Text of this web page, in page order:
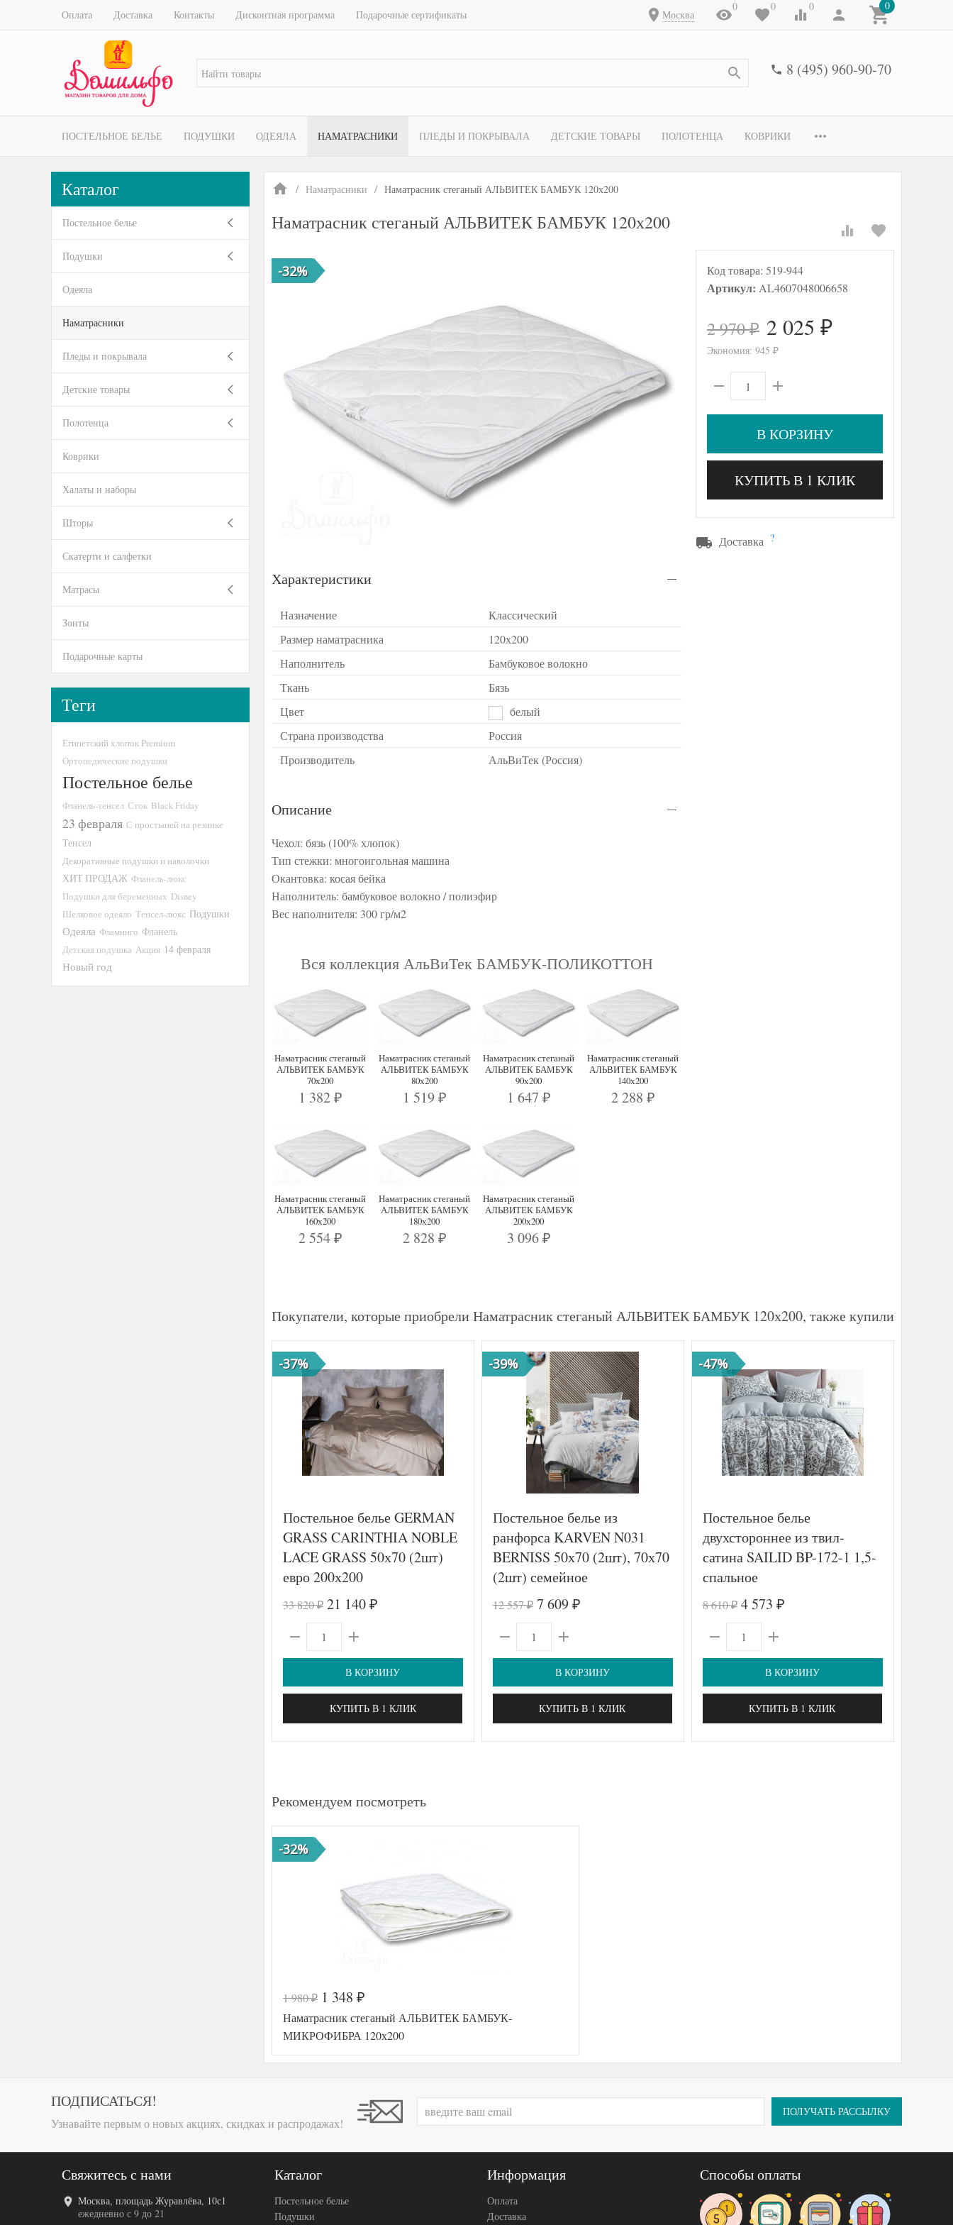
Оплата Доставка Контакты Дисконтная программа Подарочные сертификаты Москва
0 0 0 0
8 (495) 960-90-70
ПОСТЕЛЬНОЕ БЕЛЬЕ ПОДУШКИ ОДЕЯЛА НАМАТРАСНИКИ ПЛЕДЫ И ПОКРЫВАЛА ДЕТСКИЕ ТОВАРЫ ПОЛОТЕНЦА КОВРИКИ
Наматрасники Наматрасник стеганый АЛЬВИТЕК БАМБУК 120х200
Наматрасник стеганый АЛЬВИТЕК БАМБУК 120х200
-32% Код товара: 519-944
Артикул: AL4607048006658
2 970₽ 2 025 ₽
Экономия: 945 ₽
В КОРЗИНУ
КУПИТЬ В 1 КЛИК
Доставка ?
Характеристики
Назначение
Классический
Размер наматрасника
120х200
Наполнитель
Бамбуковое волокно
Ткань
Бязь
Цвет
белый
Страна производства
Россия
Производитель
АльВиТек (Россия)
Описание
Чехол: бязь (100% хлопок)
Тип стежки: многоигольная машина
Окантовка: косая бейка
Наполнитель: бамбуковое волокно / полиэфир
Вес наполнителя: 300 гр/м2
Вся коллекция АльВиТек БАМБУК-ПОЛИКОТТОН
Наматрасник стеганый
АЛЬВИТЕК БАМБУК
70х200
1 382 ₽
Наматрасник стеганый
АЛЬВИТЕК БАМБУК
80х200
1 519 ₽
Наматрасник стеганый
АЛЬВИТЕК БАМБУК
90х200
1 647 ₽
Наматрасник стеганый
АЛЬВИТЕК БАМБУК
140х200
2 288 ₽
Наматрасник стеганый
АЛЬВИТЕК БАМБУК
160х200
2 554 ₽
Наматрасник стеганый
АЛЬВИТЕК БАМБУК
180х200
2 828 ₽
Наматрасник стеганый
АЛЬВИТЕК БАМБУК
200х200
3 096 ₽
Покупатели, которые приобрели Наматрасник стеганый АЛЬВИТЕК БАМБУК 120х200, также купили
-37%
Постельное белье GERMAN
GRASS CARINTHIA NOBLE
LACE GRASS 50х70 (2шт)
евро 200х200
33 820₽ 21 140 ₽
В КОРЗИНУ
КУПИТЬ В 1 КЛИК
-39%
Постельное белье из
ранфорса KARVEN N031
BERNISS 50х70 (2шт), 70х70
(2шт) семейное
12 557₽ 7 609 ₽
В КОРЗИНУ
КУПИТЬ В 1 КЛИК
-47%
Постельное белье
двухстороннее из твил-
сатина SAILID BP-172-1 1,5-
спальное
8 610₽ 4 573 ₽
В КОРЗИНУ
КУПИТЬ В 1 КЛИК
Рекомендуем посмотреть
-32%
1 980₽ 1 348 ₽
Наматрасник стеганый АЛЬВИТЕК БАМБУК-
МИКРОФИБРА 120х200
Каталог
Постельное белье
Подушки
Одеяла
Наматрасники
Пледы и покрывала
Детские товары
Полотенца
Коврики
Халаты и наборы
Шторы
Скатерти и салфетки
Матрасы
Зонты
Подарочные карты
Теги
Египетский хлопок Premium
Ортопедические подушки
Постельное белье
Фланель-тенсел Сток Black Friday
23 февраля С простыней на резинке
Тенсел
Декоративные подушки и наволочки
ХИТ ПРОДАЖ Фланель-люкс
Подушки для беременных Disney
Шелковое одеяло Тенсел-люкс Подушки
Одеяла Фламинго Фланель
Детская подушка Акция 14 февраля
Новый год
ПОДПИСАТЬСЯ!
Узнавайте первым о новых акциях, скидках и распродажах!
ПОЛУЧАТЬ РАССЫЛКУ
Свяжитесь с нами
Москва, площадь Журавлёва, 10с1
ежедневно с 9 до 21
Каталог
Постельное белье
Подушки
Информация
Оплата
Доставка
Способы оплаты